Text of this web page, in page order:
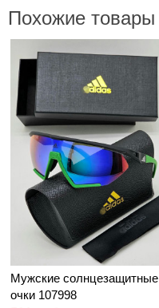
Похожие товары
Мужские солнцезащитные
очки 107998